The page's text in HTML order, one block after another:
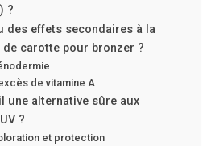
?
des effets secondaires à la
carotte pour bronzer ?
de vitamine A
une alternative sûre aux
?
et protection